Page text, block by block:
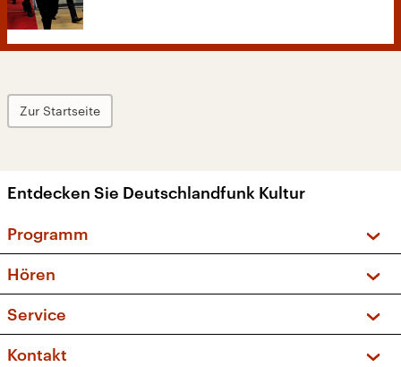
Zur Startseite
Entdecken Sie Deutschlandfunk Kultur
Programm
Sendungen und Podcasts
Musikliste
Kakadu – Das Kinderprogramm
Hören
Frequenzen (UKW + DAB+)
Service
FAQ
Kontakt